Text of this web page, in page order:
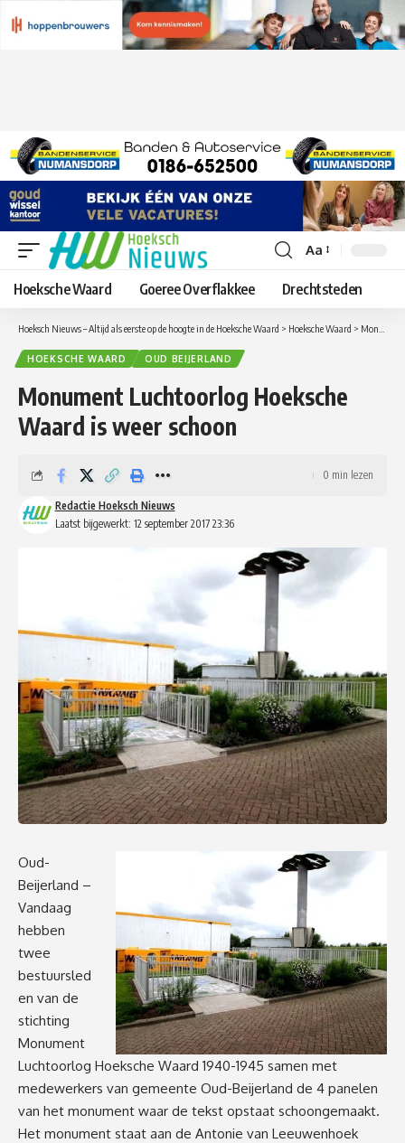
Lettergrootte
aanpassen
Aa
Hoeksche Waard Goeree Overflakkee Drechtsteden
Hoeksch Nieuws – Altijd als eerste op de hoogte in de Hoeksche Waard > Hoeksche Waard > Monument Luchtoorlog Hoeksche Waard is weer schoon
HOEKSCHE WAARD OUD BEIJERLAND
Monument Luchtoorlog Hoeksche
Waard is weer schoon
Laatst bijgewerkt: 12 september 2017 23:36
Redactie Hoeksch Nieuws
0 min lezen
Oud-
Beijerland –
Vandaag
hebben
twee
bestuursled
en van de
stichting
Monument
Luchtoorlog Hoeksche Waard 1940-1945 samen met
medewerkers van gemeente Oud-Beijerland de 4 panelen
van het monument waar de tekst opstaat schoongemaakt.
Het monument staat aan de Antonie van Leeuwenhoek